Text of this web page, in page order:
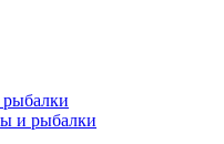
и рыбалки